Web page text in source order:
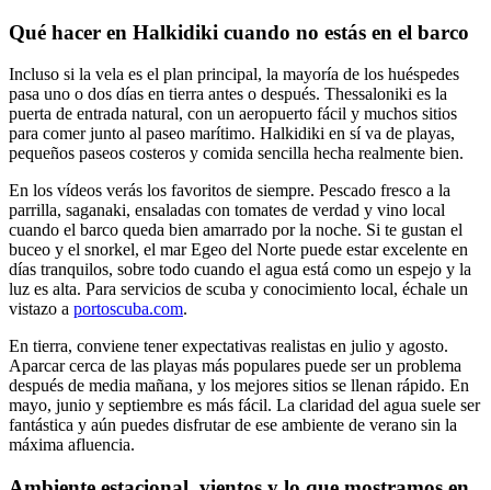
Qué hacer en Halkidiki cuando no estás en el barco
Incluso si la vela es el plan principal, la mayoría de los huéspedes
pasa uno o dos días en tierra antes o después. Thessaloniki es la
puerta de entrada natural, con un aeropuerto fácil y muchos sitios
para comer junto al paseo marítimo. Halkidiki en sí va de playas,
pequeños paseos costeros y comida sencilla hecha realmente bien.
En los vídeos verás los favoritos de siempre. Pescado fresco a la
parrilla, saganaki, ensaladas con tomates de verdad y vino local
cuando el barco queda bien amarrado por la noche. Si te gustan el
buceo y el snorkel, el mar Egeo del Norte puede estar excelente en
días tranquilos, sobre todo cuando el agua está como un espejo y la
luz es alta. Para servicios de scuba y conocimiento local, échale un
vistazo a portoscuba.com.
En tierra, conviene tener expectativas realistas en julio y agosto.
Aparcar cerca de las playas más populares puede ser un problema
después de media mañana, y los mejores sitios se llenan rápido. En
mayo, junio y septiembre es más fácil. La claridad del agua suele ser
fantástica y aún puedes disfrutar de ese ambiente de verano sin la
máxima afluencia.